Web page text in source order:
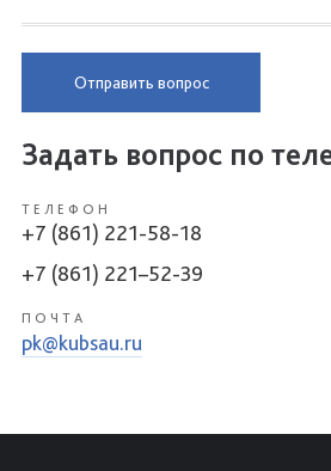
Отправить вопрос
Задать вопрос по
ТЕЛЕФОН
+7 (861) 221-58-18
+7 (861) 221–52-39
ПОЧТА
pk@kubsau.ru